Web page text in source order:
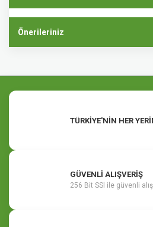
Önerileriniz
TÜRKİYE'NİN HER
GÜVENLİ ALIŞVERİŞ
256 Bit SSl ile güvenli